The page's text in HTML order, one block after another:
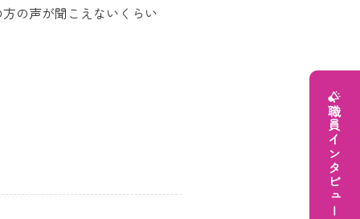
の声が聞こえないくらい
職員インタビュー